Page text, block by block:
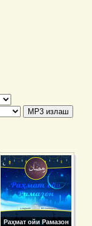
Раҳмат ойи Рамазон